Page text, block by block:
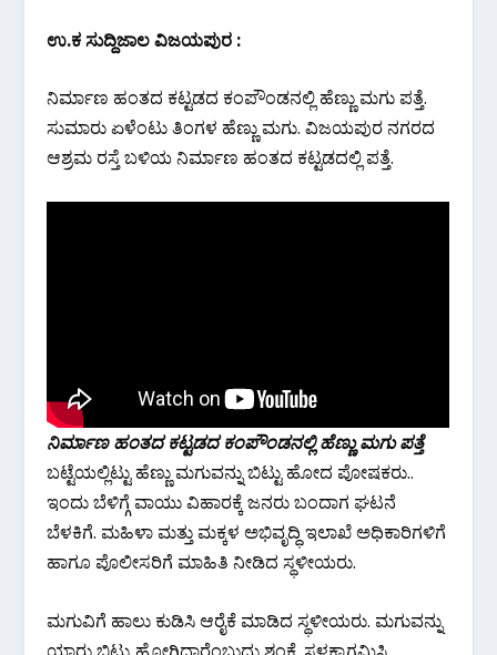
ಉ.ಕ ಸುದ್ದಿಜಾಲ ವಿಜಯಪುರ :
ನಿರ್ಮಾಣ ಹಂತದ ಕಟ್ಟಡದ ಕಂಪೌಂಡನಲ್ಲಿ ಹೆಣ್ಣು ಮಗು ಪತ್ತೆ.
ಸುಮಾರು ಏಳೆಂಟು ತಿಂಗಳ ಹೆಣ್ಣು ಮಗು. ವಿಜಯಪುರ ನಗರದ
ಆಶ್ರಮ ರಸ್ತೆ ಬಳಿಯ ನಿರ್ಮಾಣ ಹಂತದ ಕಟ್ಟಡದಲ್ಲಿ ಪತ್ತೆ.
ನಿರ್ಮಾಣ ಹಂತದ ಕಟ್ಟಡದ ಕಂಪೌಂಡನಲ್ಲಿ ಹೆಣ್ಣು ಮಗು ಪತ್ತೆ
ಬಟ್ಟೆಯಲ್ಲಿಟ್ಟು ಹೆಣ್ಣು ಮಗುವನ್ನು ಬಿಟ್ಟು ಹೋದ ಪೋಷಕರು..
ಇಂದು ಬೆಳಿಗ್ಗೆ ವಾಯು ವಿಹಾರಕ್ಕೆ ಜನರು ಬಂದಾಗ ಘಟನೆ
ಬೆಳಕಿಗೆ. ಮಹಿಳಾ ಮತ್ತು ಮಕ್ಕಳ ಅಭಿವೃದ್ಧಿ ಇಲಾಖೆ ಅಧಿಕಾರಿಗಳಿಗೆ
ಹಾಗೂ ಪೊಲೀಸರಿಗೆ ಮಾಹಿತಿ ನೀಡಿದ ಸ್ಥಳೀಯರು.
ಮಗುವಿಗೆ ಹಾಲು ಕುಡಿಸಿ ಆರೈಕೆ ಮಾಡಿದ ಸ್ಥಳೀಯರು. ಮಗುವನ್ನು